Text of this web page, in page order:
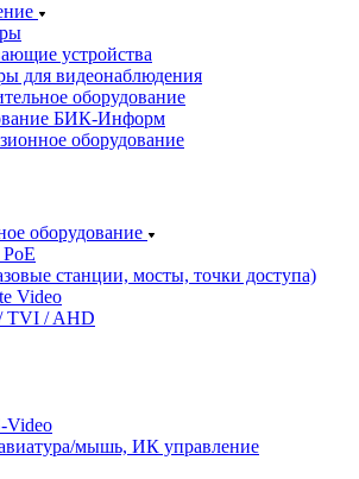
устройства
для видеонаблюдения
оборудование
БИК-Информ
оборудование
оборудование
станции, мосты, точки доступа)
Video
TVI / AHD
Video
мышь, ИК управление